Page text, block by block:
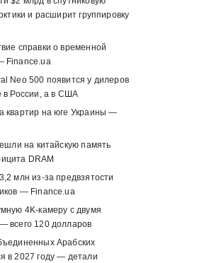
и расширит группировку
справки о временной
Finance.ua
Neo 500 появится у дилеров
в России, а в США
квартир на юге Украины —
на китайскую память
DRAM
млн из-за предвзятости
— Finance.ua
4K-камеру с двумя
всего 120 долларов
Арабских
в 2027 году — детали